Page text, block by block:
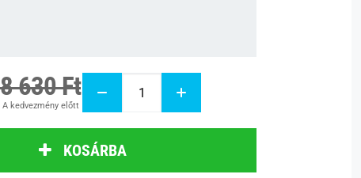
8 630 Ft
A kedvezmény előtt
KOSÁRBA